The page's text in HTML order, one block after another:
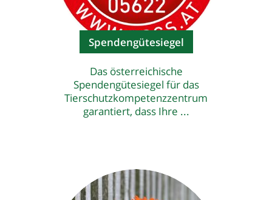
Spendengütesiegel
Das österreichische
Spendengütesiegel für das
Tierschutzkompetenzzentrum
garantiert, dass Ihre ...